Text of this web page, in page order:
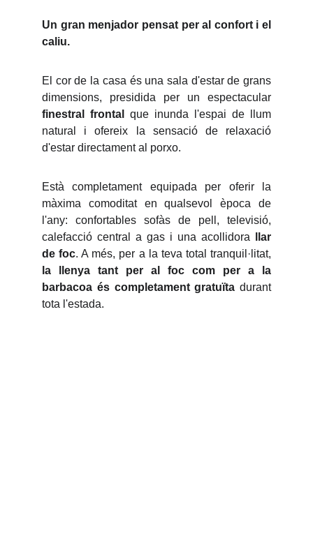
Un gran menjador pensat per al confort i el
caliu.
El cor de la casa és una sala d'estar de grans
dimensions, presidida per un espectacular
finestral frontal
que inunda l'espai de llum
natural i ofereix la sensació de relaxació
d'estar directament al porxo.
Està completament equipada per oferir la
màxima comoditat en qualsevol època de
l'any: confortables sofàs de pell, televisió,
calefacció central a gas i una acollidora
llar
de foc. A més, per a la teva total tranquil·litat,
la llenya tant per al foc com per a la
barbacoa és completament gratuïta durant
tota l'estada.